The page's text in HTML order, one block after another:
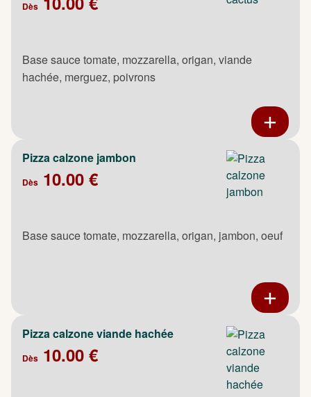
Dès
Base sauce tomate, mozzarella, origan, viande
hachée, merguez, poivrons
Pizza calzone jambon
Dès 10.00 €
Base sauce tomate, mozzarella, origan, jambon, oeuf
Pizza calzone viande hachée
Dès 10.00 €